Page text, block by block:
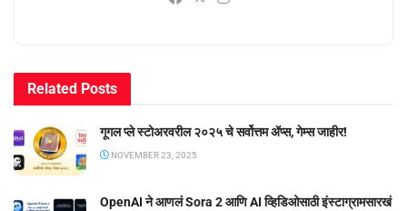
Related Posts
गूगल प्ले स्टोअरवरील २०२५ चे सर्वोत्तम ॲप्स, गेम्स जाहीर!
NOVEMBER 23, 2025
OpenAI ने आणलं Sora 2 आणि AI व्हिडिओसाठी इंस्टाग्रामसारखं